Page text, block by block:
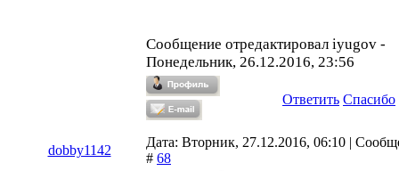
Сообщение отредактировал iyugov -
Понедельник, 26.12.2016, 23:56
Ответить Спасибо
dobby1142
Дата: Вторник, 27.12.2016, 06:10 |
# 68